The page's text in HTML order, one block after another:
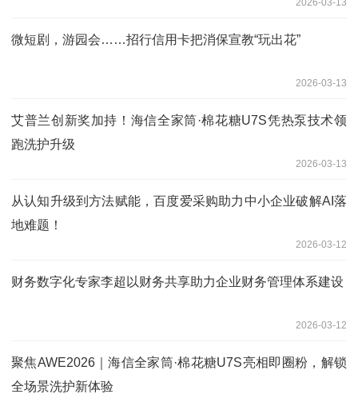
微短剧，游园会……招行信用卡把消保宣教“玩出花”
2026-03-13
艾普兰创新奖加持！海信全家筒·棉花糖U7S凭热泵技术领
跑洗护升级
2026-03-13
从认知升级到方法赋能，百度爱采购助力中小企业破解AI落
地难题！
2026-03-12
财务数字化专家李超以财务共享助力企业财务管理体系建设
2026-03-12
聚焦AWE2026｜海信全家筒·棉花糖U7S亮相即圈粉，解锁
全场景洗护新体验